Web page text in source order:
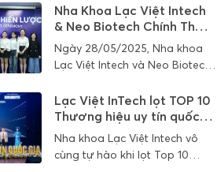
miệng miễn phí cho hàng trăm
em nhỏ tại 4 cơ sở Hà Nội. Các
bé được bác sĩ khám kỹ, điều
trị nhẹ nhàng và nhận quà học
tập dễ thương – mang lại trải
bố mẹ yên tâm hơn về sức
khỏe răng miệng của con
trong dịp hè.
Nha Khoa Lạc Việt Intech
& Neo Biotech Chính Thức
Ký Kết Hợp Tác Chiến
Lược
Ngày 28/05/2025, Nha khoa
Lạc Việt Intech và Neo Biotech
chiến lược, đánh dấu cột mốc
mới trong mối quan hệ gắn bó
giữa hai đơn vị đã đồng hành
cùng nhau trong nhiều năm
qua.
Lạc Việt InTech lọt TOP 10
Thương hiệu uy tín quốc
gia 2024
Nha khoa Lạc Việt Intech vô
cùng tự hào khi lọt Top 10